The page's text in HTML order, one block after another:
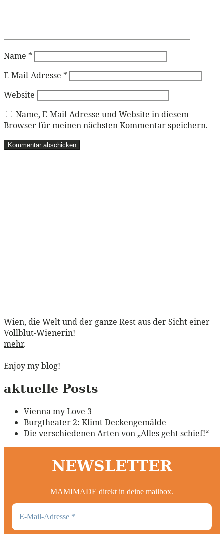
Name *
E-Mail-Adresse *
Website
Name, E-Mail-Adresse und Website in diesem
Browser für meinen nächsten Kommentar speichern.
Wien, die Welt und der ganze Rest aus der Sicht einer
Vollblut-Wienerin!
mehr.
Enjoy my blog!
aktuelle Posts
Vienna my Love 3
Burgtheater 2: Klimt Deckengemälde
Die verschiedenen Arten von „Alles geht schief!“
NEWSLETTER
MAMIMADE direkt in deine mailbox.